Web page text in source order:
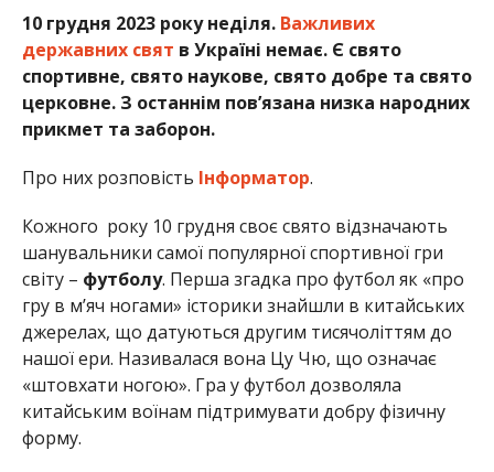
10 грудня 2023 року неділя. Важливих
державних свят в Україні немає. Є свято
спортивне, свято наукове, свято добре та свято
церковне. З останнім пов’язана низка народних
прикмет та заборон.
Про них розповість Інформатор.
Кожного року 10 грудня своє свято відзначають
шанувальники самої популярної спортивної гри
світу – футболу. Перша згадка про футбол як «про
гру в м’яч ногами» історики знайшли в китайських
джерелах, що датуються другим тисячоліттям до
нашої ери. Називалася вона Цу Чю, що означає
«штовхати ногою». Гра у футбол дозволяла
китайським воїнам підтримувати добру фізичну
форму.